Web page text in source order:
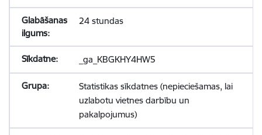
24 stundas
_ga_KBGKHY4HW5
Statistikas sīkdatnes (nepieciešamas, lai
uzlabotu vietnes darbību un
pakalpojumus)